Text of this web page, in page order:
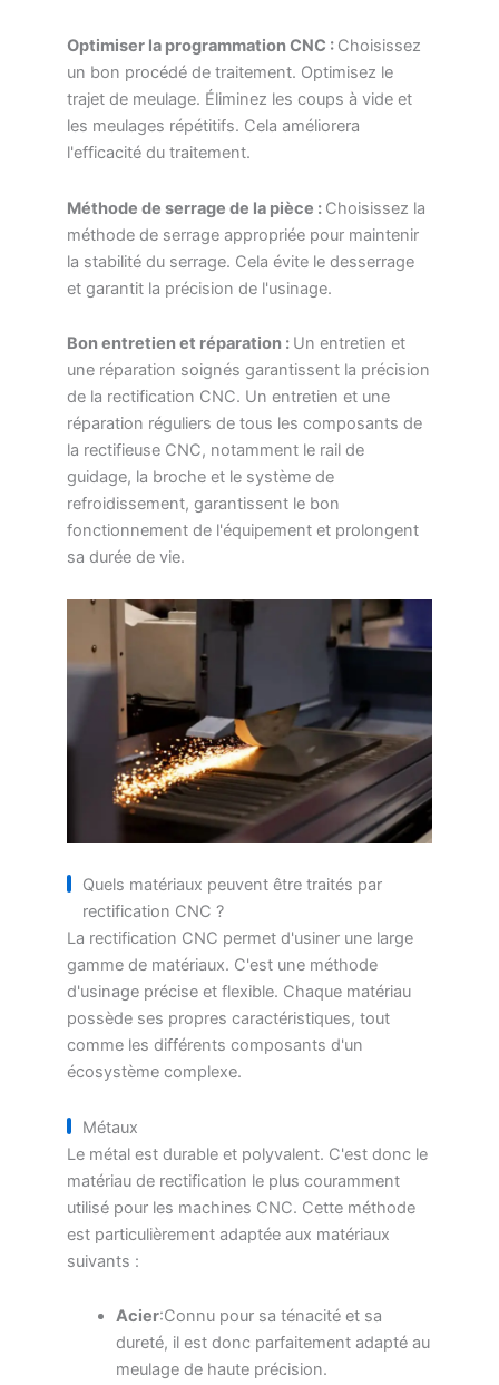
Optimiser la programmation CNC : Choisissez
un bon procédé de traitement. Optimisez le
trajet de meulage. Éliminez les coups à vide et
les meulages répétitifs. Cela améliorera
l'efficacité du traitement.
Méthode de serrage de la pièce : Choisissez la
méthode de serrage appropriée pour maintenir
la stabilité du serrage. Cela évite le desserrage
et garantit la précision de l'usinage.
Bon entretien et réparation : Un entretien et
une réparation soignés garantissent la précision
de la rectification CNC. Un entretien et une
réparation réguliers de tous les composants de
la rectifieuse CNC, notamment le rail de
guidage, la broche et le système de
refroidissement, garantissent le bon
fonctionnement de l'équipement et prolongent
sa durée de vie.
Quels matériaux peuvent être traités par
rectification CNC ?
La rectification CNC permet d'usiner une large
gamme de matériaux. C'est une méthode
d'usinage précise et flexible. Chaque matériau
possède ses propres caractéristiques, tout
comme les différents composants d'un
écosystème complexe.
Métaux
Le métal est durable et polyvalent. C'est donc le
matériau de rectification le plus couramment
utilisé pour les machines CNC. Cette méthode
est particulièrement adaptée aux matériaux
suivants :
Acier:Connu pour sa ténacité et sa
dureté, il est donc parfaitement adapté au
meulage de haute précision.